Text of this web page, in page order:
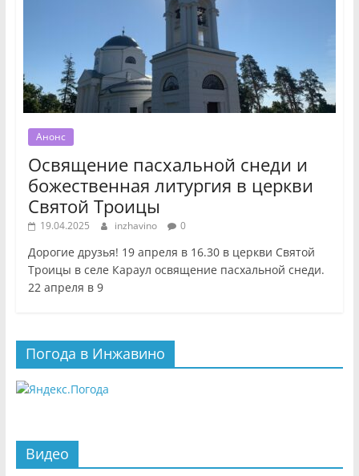
Анонс
Освящение пасхальной снеди и
божественная литургия в церкви
Святой Троицы
19.04.2025 inzhavino 0
Дорогие друзья! 19 апреля в 16.30 в церкви Святой
Троицы в селе Караул освящение пасхальной снеди.
22 апреля в 9
Погода в Инжавино
Видео